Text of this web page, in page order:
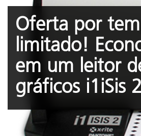
Oferta por
limitado!
em um leitor
gráficos i1iSis 2